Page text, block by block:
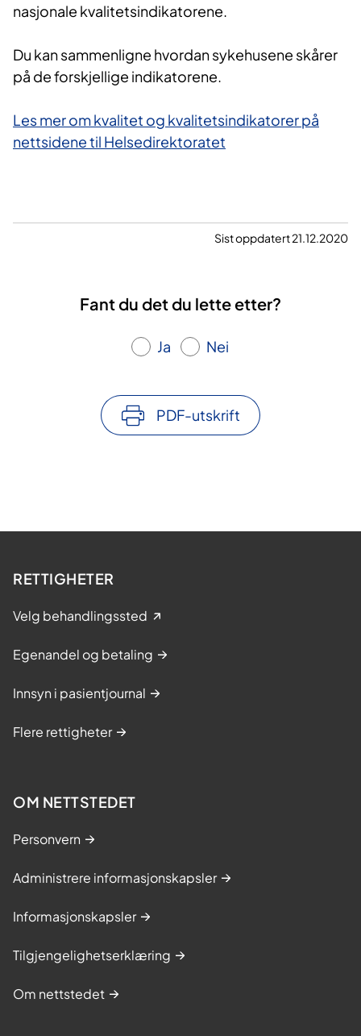
nasjonale kvalitetsindikatorene.
Du kan sammenligne hvordan sykehusene skårer
på de forskjellige indikatorene.
Les mer om kvalitet og kvalitetsindikatorer på
nettsidene til Helsedirektoratet​
Sist oppdatert 21.12.2020
Fant du det du lette etter?
Ja Nei
PDF-utskrift
RETTIGHETER
Velg behandlingssted
Egenandel og betaling
Innsyn i pasientjournal
Flere rettigheter
OM NETTSTEDET
Personvern
Administrere informasjonskapsler
Informasjonskapsler
Tilgjengelighetserklæring
Om nettstedet